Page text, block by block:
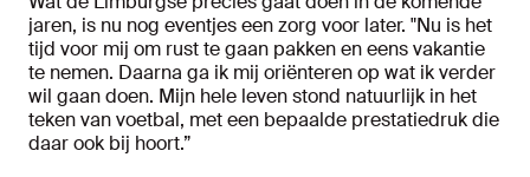
jaren, is nu nog eventjes een zorg voor later. "Nu is het
tijd voor mij om rust te gaan pakken en eens vakantie
te nemen. Daarna ga ik mij oriënteren op wat ik verder
wil gaan doen. Mijn hele leven stond natuurlijk in het
teken van voetbal, met een bepaalde prestatiedruk die
daar ook bij hoort.”